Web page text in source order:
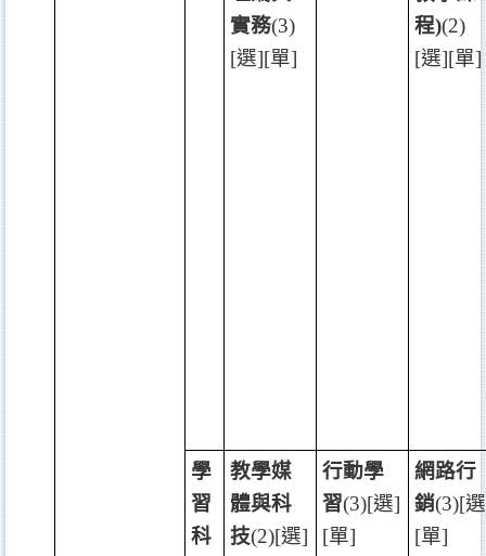
實務(3)
[選][單]
程)(2)
[選][單]
學
習
科
教學媒
體與科
技(2)[選]
行動學
習(3)[選]
[單]
網路行
銷(3)[選
[單]